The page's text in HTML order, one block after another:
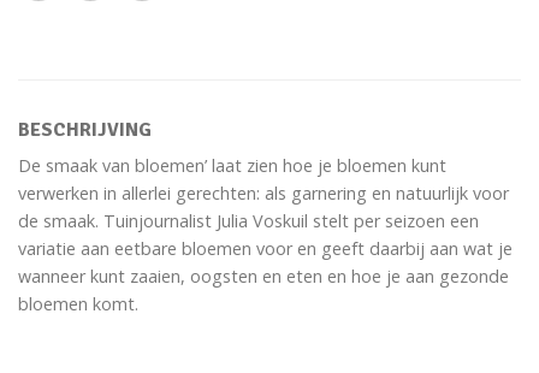
BESCHRIJVING
De smaak van bloemen’ laat zien hoe je bloemen kunt
verwerken in allerlei gerechten: als garnering en natuurlijk voor
de smaak. Tuinjournalist Julia Voskuil stelt per seizoen een
variatie aan eetbare bloemen voor en geeft daarbij aan wat je
wanneer kunt zaaien, oogsten en eten en hoe je aan gezonde
bloemen komt.